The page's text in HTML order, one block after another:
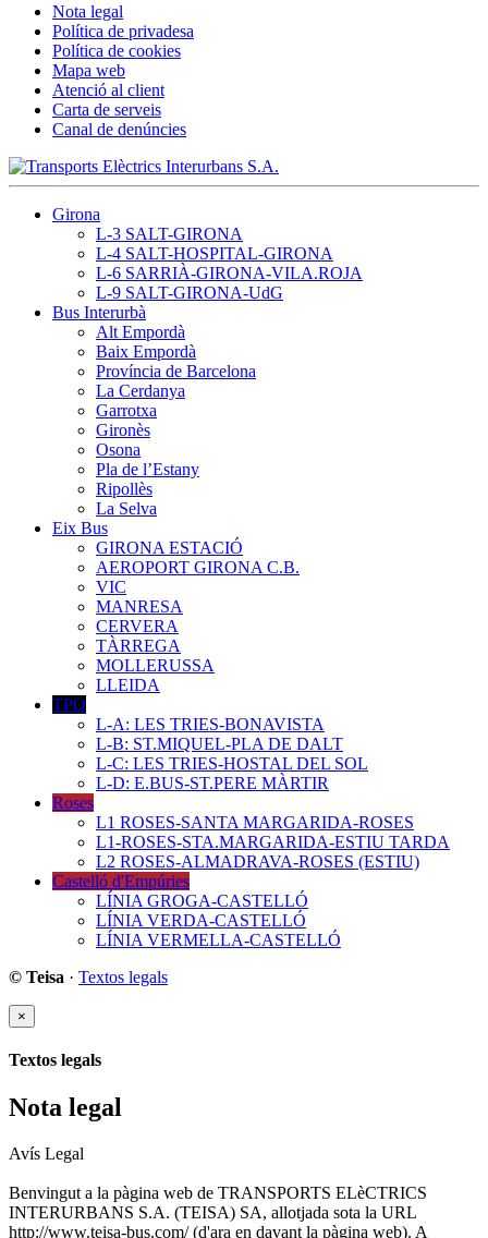
Nota legal
Política de privadesa
Política de cookies
Mapa web
Atenció al client
Carta de serveis
Canal de denúncies
Girona
L-3 SALT-GIRONA
L-4 SALT-HOSPITAL-GIRONA
L-6 SARRIÀ-GIRONA-VILA.ROJA
L-9 SALT-GIRONA-UdG
Bus Interurbà
Alt Empordà
Baix Empordà
Província de Barcelona
La Cerdanya
Garrotxa
Gironès
Osona
Pla de l’Estany
Ripollès
La Selva
Eix Bus
GIRONA ESTACIÓ
AEROPORT GIRONA C.B.
VIC
MANRESA
CERVERA
TÀRREGA
MOLLERUSSA
LLEIDA
TPO
L-A: LES TRIES-BONAVISTA
L-B: ST.MIQUEL-PLA DE DALT
L-C: LES TRIES-HOSTAL DEL SOL
L-D: E.BUS-ST.PERE MÀRTIR
Roses
L1 ROSES-SANTA MARGARIDA-ROSES
L1-ROSES-STA.MARGARIDA-ESTIU TARDA
L2 ROSES-ALMADRAVA-ROSES (ESTIU)
Castelló d'Empúries
LÍNIA GROGA-CASTELLÓ
LÍNIA VERDA-CASTELLÓ
LÍNIA VERMELLA-CASTELLÓ
© Teisa · Textos legals
×
Textos legals
Nota legal
Avís Legal
Benvingut a la pàgina web de TRANSPORTS ELèCTRICS
INTERURBANS S.A. (TEISA) SA, allotjada sota la URL
http://www.teisa-bus.com/ (d'ara en davant la pàgina web). A